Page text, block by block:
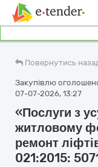
Повернутись
Закупівлю
07-07-2026, 13:27
«Послуги з
житловому
ремонт
021:2015: